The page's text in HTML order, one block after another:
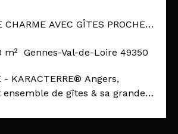
CHARME AVEC GÎTES PROCHE
m² Gennes-Val-de-Loire 49350
- KARACTERRE® Angers,
de gîtes & sa grande